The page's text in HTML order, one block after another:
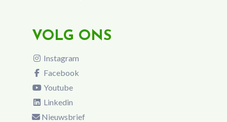
VOLG ONS
Instagram
Facebook
Youtube
Linkedin
Nieuwsbrief